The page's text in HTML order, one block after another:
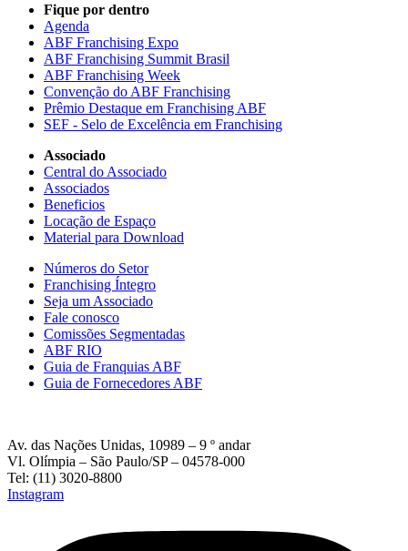
Fique por dentro
Agenda
ABF Franchising Expo
ABF Franchising Summit Brasil
ABF Franchising Week
Convenção do ABF Franchising
Prêmio Destaque em Franchising ABF
SEF - Selo de Excelência em Franchising
Associado
Central do Associado
Associados
Beneficios
Locação de Espaço
Material para Download
Números do Setor
Franchising Íntegro
Seja um Associado
Fale conosco
Comissões Segmentadas
ABF RIO
Guia de Franquias ABF
Guia de Fornecedores ABF
Av. das Nações Unidas, 10989 – 9 º andar
Vl. Olímpia – São Paulo/SP – 04578-000
Tel: (11) 3020-8800
Instagram